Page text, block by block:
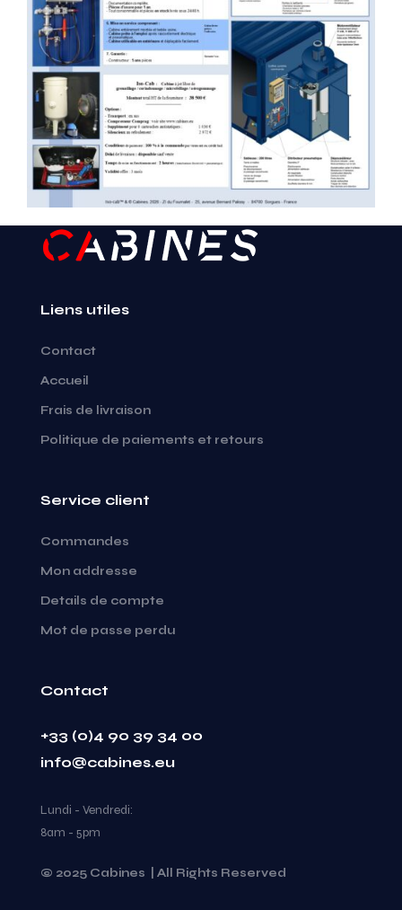
Liens utiles
Contact
Accueil
Frais de livraison
Politique de paiements et retours
Service client
Commandes
Mon addresse
Details de compte
Mot de passe perdu
Contact
+33 (0)4 90 39 34 00
info@cabines.eu
Lundi - Vendredi:
8am - 5pm
© 2025 Cabines | All Rights Reserved